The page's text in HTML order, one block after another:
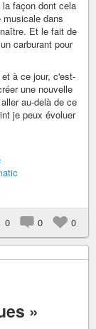
façon dont cela
musicale dans
Et le fait de
carburant pour
à ce jour, c'est-
une nouvelle
au-delà de ce
je peux évoluer
0 0 0
»